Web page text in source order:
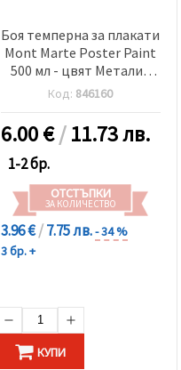
Боя темперна за плакати
Mont Marte Poster Paint
500 мл - цвят Металик
виолетово
Код: 846160
6.00€/11.73 лв.
1-2 бр.
ОТСТЪПКИ
ЗА КОЛИЧЕСТВО
3.96 €/7.75 лв.- 34 %
3 бр. +
КУПИ